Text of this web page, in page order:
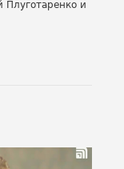
Плуготаренко и